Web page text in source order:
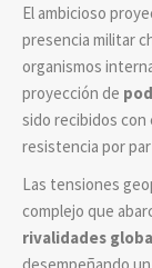
El ambicioso
presencia militar
organismos
proyección de
sido recibidos con
resistencia por
Las tensiones
complejo que
rivalidades